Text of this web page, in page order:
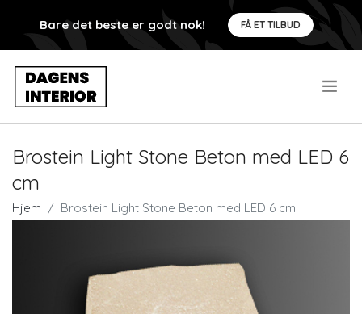
Bare det beste er godt nok! FÅ ET TILBUD
Brostein Light Stone Beton med LED 6
cm
Hjem Brostein Light Stone Beton med LED 6 cm